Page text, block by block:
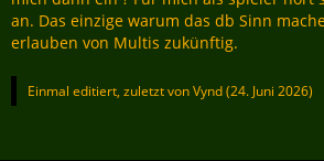
an. Das einzige warum das db Sinn
erlauben von Multis zukünftig.
Einmal editiert, zuletzt vonVynd(24. Juni 2026)